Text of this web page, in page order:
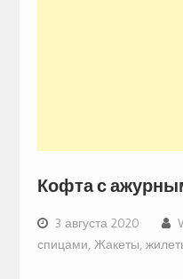
Кофта с
3 августа 2020
спицами, Жакеты,